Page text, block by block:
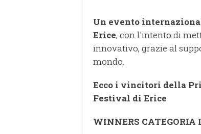
Un evento
Erice, con l'intento di
innovativo, grazie al
mondo.
Ecco i vincitori della
Festival di Erice
WINNERS